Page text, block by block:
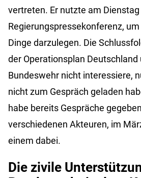
vertreten. Er nutzte am Dienstag
Regierungspressekonferenz,
Dinge darzulegen. Die
der Operationsplan Deutschland
Bundeswehr nicht interessiere,
nicht zum Gespräch geladen
habe bereits Gespräche
verschiedenen Akteuren, im
einem dabei.
Die zivile